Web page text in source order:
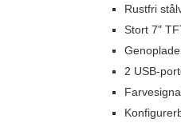
Rustfri
Stort 7"
2 USB-